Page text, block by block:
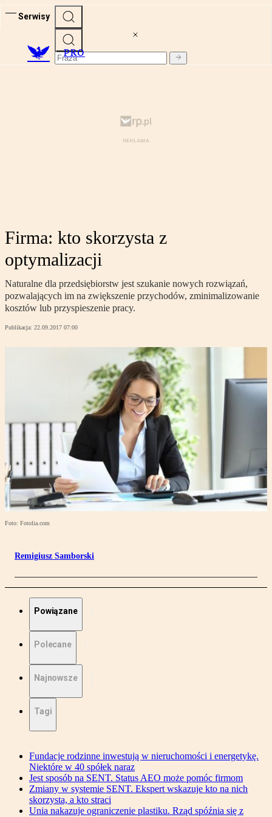
Serwisy
PRO
Firma: kto skorzysta z
optymalizacji
Naturalne dla przedsiębiorstw jest szukanie nowych rozwiązań,
pozwalających im na zwiększenie przychodów, zminimalizowanie
kosztów lub przyspieszenie pracy.
Publikacja: 22.09.2017 07:00
Foto: Fotolia.com
Remigiusz Samborski
Powiązane
Polecane
Najnowsze
Tagi
Fundacje rodzinne inwestują w nieruchomości i energetykę.
Niektóre w 40 spółek naraz
Jest sposób na SENT. Status AEO może pomóc firmom
Zmiany w systemie SENT. Ekspert wskazuje kto na nich
skorzysta, a kto straci
Unia nakazuje ograniczenie plastiku. Rząd spóźnia się z